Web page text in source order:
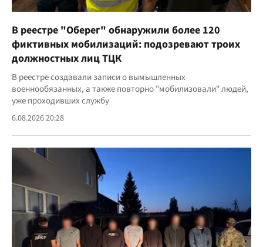
В реестре "Оберег" обнаружили более 120
фиктивных мобилизаций: подозревают троих
должностных лиц ТЦК
В реестре создавали записи о вымышленных
военнообязанных, а также повторно "мобилизовали" людей,
уже проходивших службу
6.08.2026 20:28